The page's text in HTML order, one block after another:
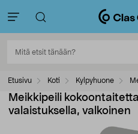
Etusivu Koti Kylpyhuone
Meikkipeili
valaistuksella, valkoinen